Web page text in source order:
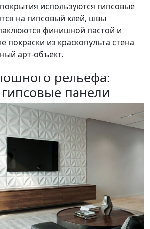
используются гипсовые
на гипсовый клей, швы
финишной пастой и
покраски из краскопульта стена
арт-объект.
рельефа:
панели